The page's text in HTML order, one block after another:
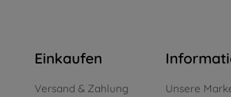
Einkaufen
Versand & Zahlung
Unsere